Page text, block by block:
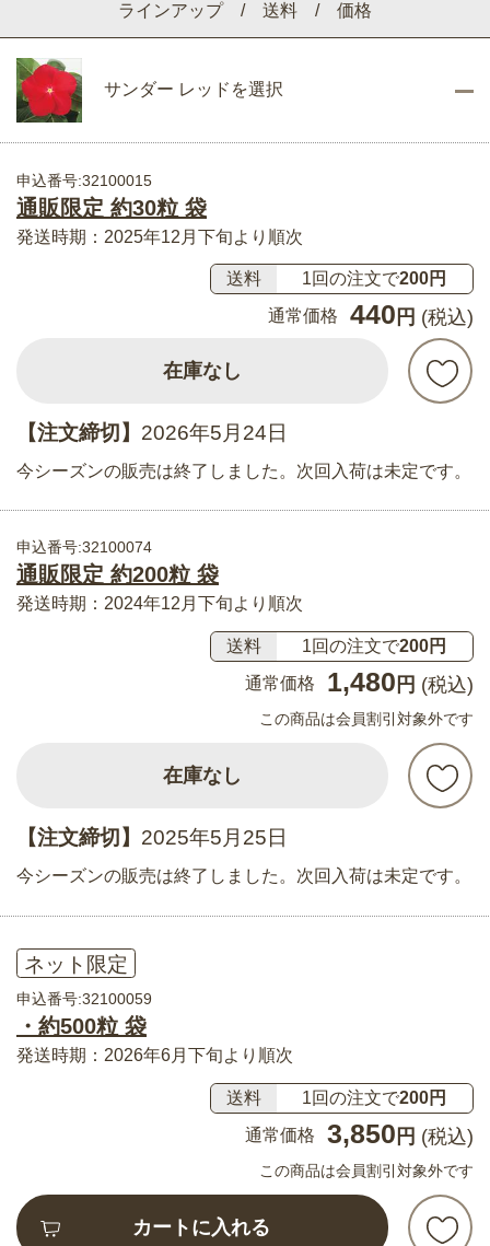
ラインアップ / 送料 / 価格
サンダー レッドを選択
申込番号:32100015
通販限定 約30粒 袋
発送時期：2025年12月下旬より順次
送料 1回の注文で200円
通常価格
440 円 (税込)
在庫なし
【注文締切】 2026年5月24日
今シーズンの販売は終了しました。次回入荷は未定です。
申込番号:32100074
通販限定 約200粒 袋
発送時期：2024年12月下旬より順次
送料 1回の注文で200円
通常価格
1,480 円 (税込)
この商品は会員割引対象外です
在庫なし
【注文締切】 2025年5月25日
今シーズンの販売は終了しました。次回入荷は未定です。
ネット限定
申込番号:32100059
・約500粒 袋
発送時期：2026年6月下旬より順次
送料 1回の注文で200円
通常価格
3,850 円 (税込)
この商品は会員割引対象外です
カートに入れる